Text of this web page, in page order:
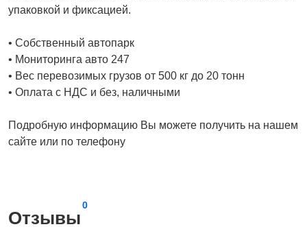
упаковкой и фиксацией.
• Собственный автопарк
• Мониторинга авто 247
• Вес перевозимых грузов от 500 кг до 20 тонн
• Оплата с НДС и без, наличными
Подробную информацию Вы можете получить на нашем
сайте или по телефону
Отзывы
0